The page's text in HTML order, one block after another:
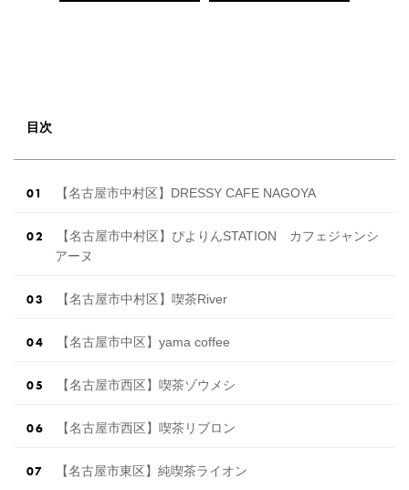
目次
【名古屋市中村区】DRESSY CAFE NAGOYA
【名古屋市中村区】ぴよりんSTATION カフェジャンシ
アーヌ
【名古屋市中村区】喫茶River
【名古屋市中区】yama coffee
【名古屋市西区】喫茶ゾウメシ
【名古屋市西区】喫茶リブロン
【名古屋市東区】純喫茶ライオン